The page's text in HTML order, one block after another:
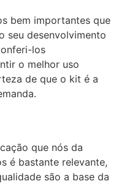
bem importantes que
seu desenvolvimento
los
o melhor uso
de que o kit é a
que nós da
é bastante relevante,
são a base da